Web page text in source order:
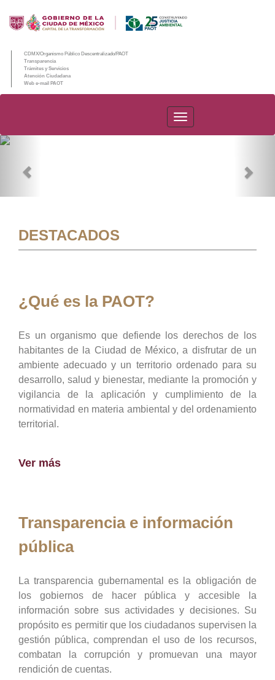
CDMX/Organismo Público Descentralizado/PAOT
Transparencia
Trámites y Servicios
Atención Ciudadana
Web e-mail PAOT
PAOT
DESTACADOS
¿Qué es la PAOT?
Es un organismo que defiende los derechos de los
habitantes de la Ciudad de México, a disfrutar de un
ambiente adecuado y un territorio ordenado para su
desarrollo, salud y bienestar, mediante la promoción y
vigilancia de la aplicación y cumplimiento de la
normatividad en materia ambiental y del ordenamiento
territorial.
Ver más
Transparencia e información
pública
La transparencia gubernamental es la obligación de
los gobiernos de hacer pública y accesible la
información sobre sus actividades y decisiones. Su
propósito es permitir que los ciudadanos supervisen la
gestión pública, comprendan el uso de los recursos,
combatan la corrupción y promuevan una mayor
rendición de cuentas.